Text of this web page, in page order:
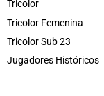
Tricolor
Tricolor Femenina
Tricolor Sub 23
Jugadores Históricos